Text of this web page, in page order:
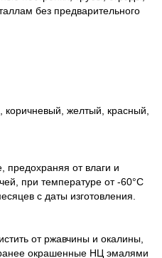
без предварительного
желтый, красный,
предохраняя от влаги и
при температуре от -60°С
с даты изготовления.
от ржавчины и окалины,
окрашенные НЦ эмалями